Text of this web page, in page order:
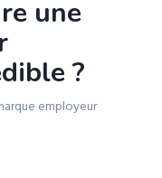
une
?
employeur